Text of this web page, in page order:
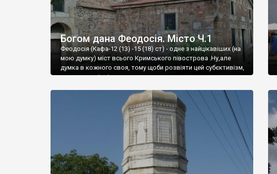
Богом дана Феодосія. Місто Ч.1
Феодосія (Кафа-12 (13) -15 (18) ст) - одне з найцікавіших (на
мою думку) міст всього Кримського півострова .Ну,але
думка в кожного своя, тому щоби розвіяти цей субєктивізм,
запрошую відвідати це